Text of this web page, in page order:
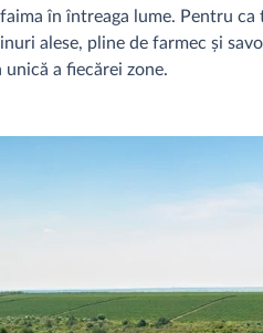
în întreaga lume. Pentru
alese, pline de farmec și
a fiecărei zone.